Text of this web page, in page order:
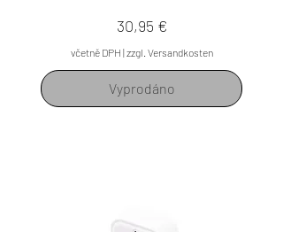
Cena
30,95 €
včetně DPH |zzgl. Versandkosten
Vyprodáno